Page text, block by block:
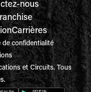
nous
Carrières
de confidentialité
et Circuits. Tous